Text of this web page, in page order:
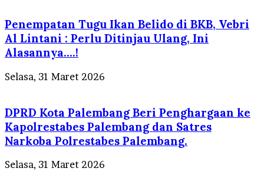
Penempatan Tugu Ikan Belido di BKB, Vebri
Al Lintani : Perlu Ditinjau Ulang, Ini
Alasannya….!
Selasa, 31 Maret 2026
DPRD Kota Palembang Beri Penghargaan ke
Kapolrestabes Palembang dan Satres
Narkoba Polrestabes Palembang.
Selasa, 31 Maret 2026